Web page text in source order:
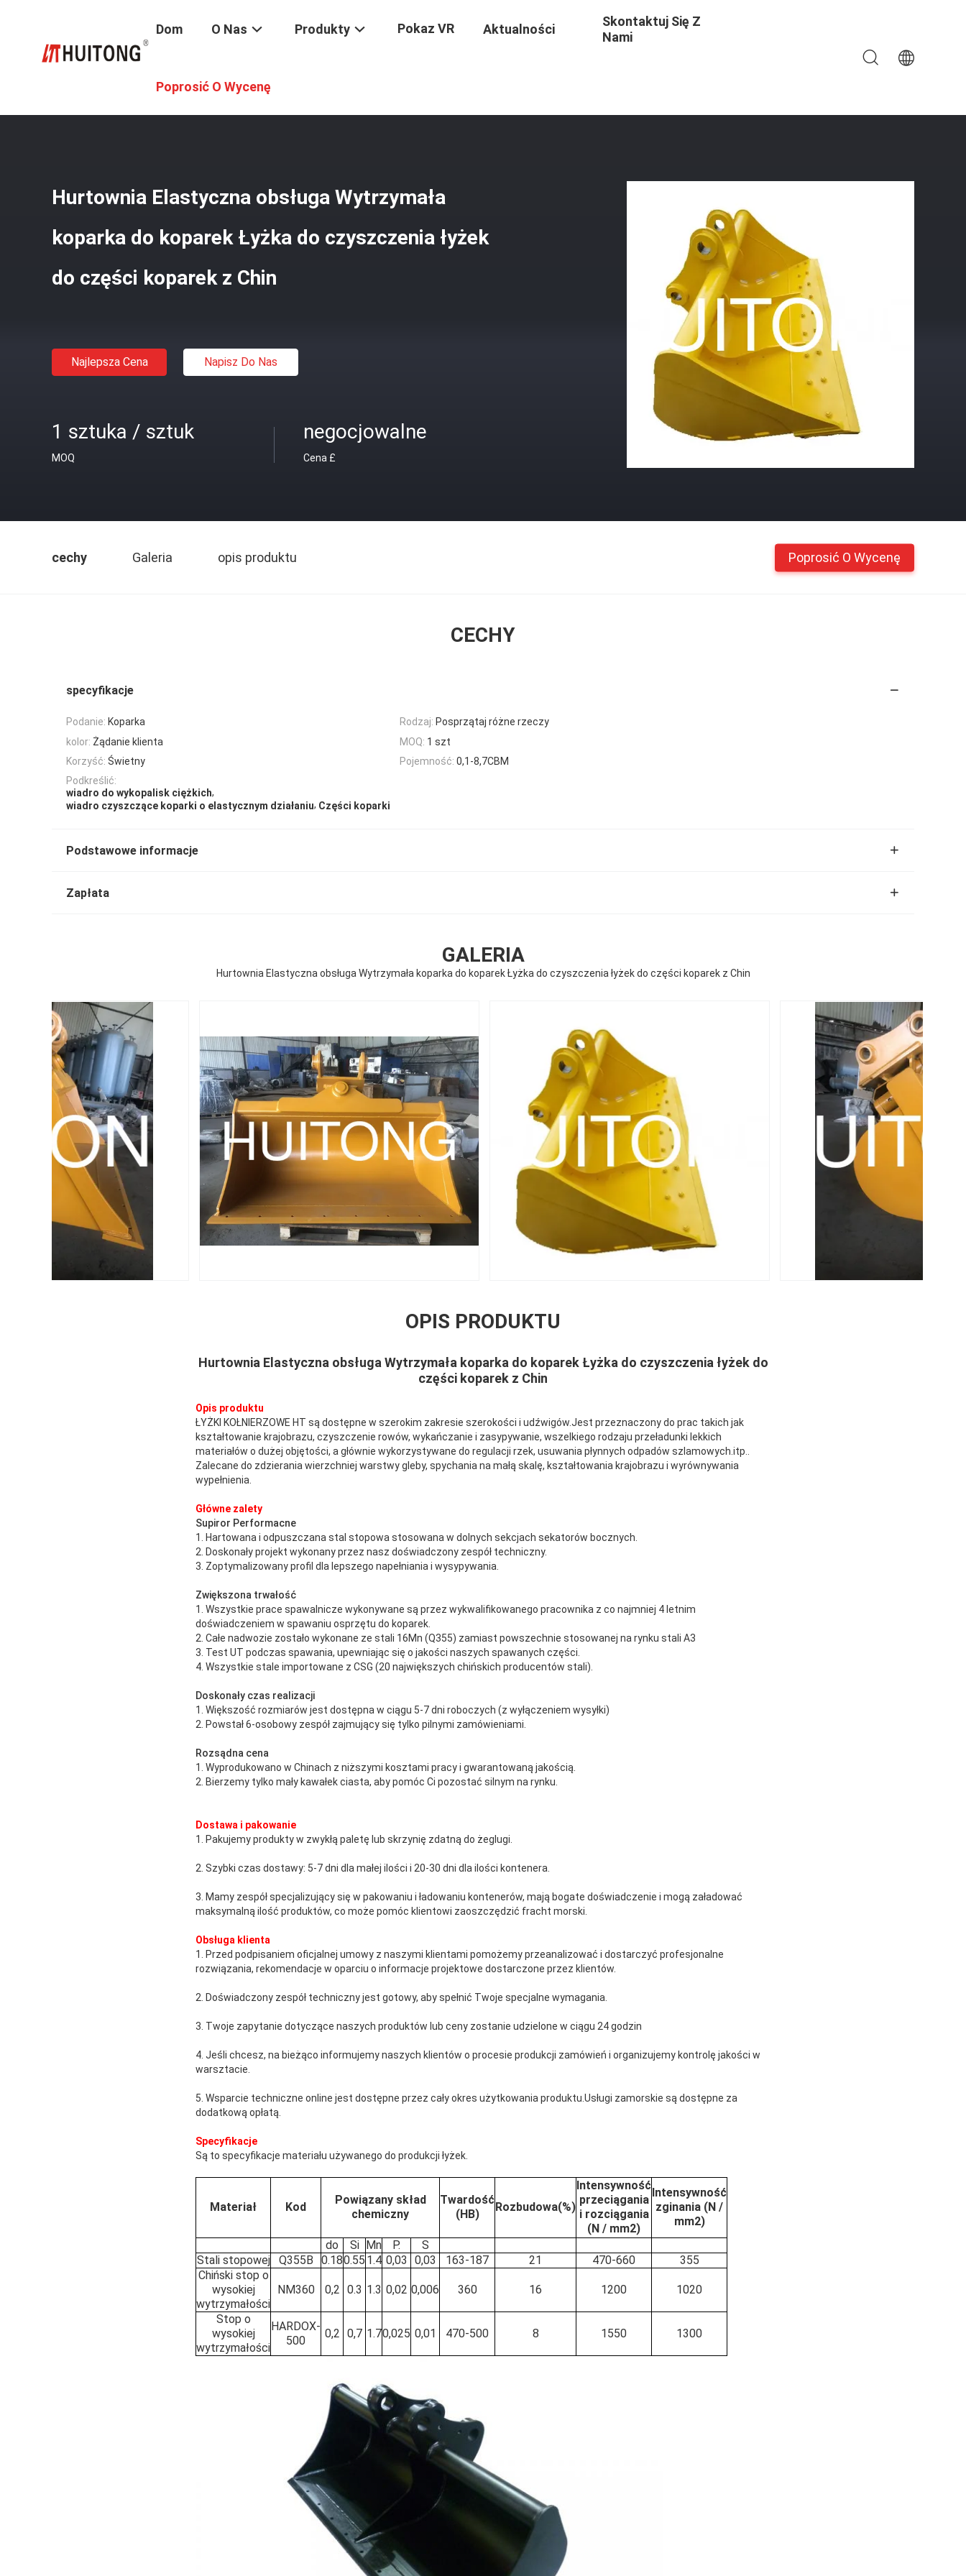
Dom O Nas Produkty Pokaz VR Aktualności
Skontaktuj Się Z
Nami
Poprosić O Wycenę
Hurtownia Elastyczna obsługa Wytrzymała
koparka do koparek Łyżka do czyszczenia łyżek
do części koparek z Chin
Najlepsza Cena Napisz Do Nas
1 sztuka / sztuk
MOQ
negocjowalne
Cena £
cechy Galeria opis produktu Poprosić O Wycenę
CECHY
specyfikacje
Podanie: Koparka Rodzaj: Posprzątaj różne rzeczy
kolor: Żądanie klienta MOQ: 1 szt
Korzyść: Świetny Pojemność: 0,1-8,7CBM
Podkreślić:
wiadro do wykopalisk ciężkich,
wiadro czyszczące koparki o elastycznym działaniu, Części koparki
Podstawowe informacje
Zapłata
GALERIA
Hurtownia Elastyczna obsługa Wytrzymała koparka do koparek Łyżka do czyszczenia łyżek do części koparek z Chin
OPIS PRODUKTU
Hurtownia Elastyczna obsługa Wytrzymała koparka do koparek Łyżka do czyszczenia łyżek do
części koparek z Chin
Opis produktu
ŁYŻKI KOŁNIERZOWE HT są dostępne w szerokim zakresie szerokości i udźwigów.Jest przeznaczony do prac takich jak
kształtowanie krajobrazu, czyszczenie rowów, wykańczanie i zasypywanie, wszelkiego rodzaju przeładunki lekkich
materiałów o dużej objętości, a głównie wykorzystywane do regulacji rzek, usuwania płynnych odpadów szlamowych.itp..
Zalecane do zdzierania wierzchniej warstwy gleby, spychania na małą skalę, kształtowania krajobrazu i wyrównywania
wypełnienia.
Główne zalety
Supiror Performacne
1. Hartowana i odpuszczana stal stopowa stosowana w dolnych sekcjach sekatorów bocznych.
2. Doskonały projekt wykonany przez nasz doświadczony zespół techniczny.
3. Zoptymalizowany profil dla lepszego napełniania i wysypywania.
Zwiększona trwałość
1. Wszystkie prace spawalnicze wykonywane są przez wykwalifikowanego pracownika z co najmniej 4 letnim
doświadczeniem w spawaniu osprzętu do koparek.
2. Całe nadwozie zostało wykonane ze stali 16Mn (Q355) zamiast powszechnie stosowanej na rynku stali A3
3. Test UT podczas spawania, upewniając się o jakości naszych spawanych części.
4. Wszystkie stale importowane z CSG (20 największych chińskich producentów stali).
Doskonały czas realizacji
1. Większość rozmiarów jest dostępna w ciągu 5-7 dni roboczych (z wyłączeniem wysyłki)
2. Powstał 6-osobowy zespół zajmujący się tylko pilnymi zamówieniami.
Rozsądna cena
1. Wyprodukowano w Chinach z niższymi kosztami pracy i gwarantowaną jakością.
2. Bierzemy tylko mały kawałek ciasta, aby pomóc Ci pozostać silnym na rynku.
Dostawa i pakowanie
1. Pakujemy produkty w zwykłą paletę lub skrzynię zdatną do żeglugi.
2. Szybki czas dostawy: 5-7 dni dla małej ilości i 20-30 dni dla ilości kontenera.
3. Mamy zespół specjalizujący się w pakowaniu i ładowaniu kontenerów, mają bogate doświadczenie i mogą załadować
maksymalną ilość produktów, co może pomóc klientowi zaoszczędzić fracht morski.
Obsługa klienta
1. Przed podpisaniem oficjalnej umowy z naszymi klientami pomożemy przeanalizować i dostarczyć profesjonalne
rozwiązania, rekomendacje w oparciu o informacje projektowe dostarczone przez klientów.
2. Doświadczony zespół techniczny jest gotowy, aby spełnić Twoje specjalne wymagania.
3. Twoje zapytanie dotyczące naszych produktów lub ceny zostanie udzielone w ciągu 24 godzin
4. Jeśli chcesz, na bieżąco informujemy naszych klientów o procesie produkcji zamówień i organizujemy kontrolę jakości w
warsztacie.
5. Wsparcie techniczne online jest dostępne przez cały okres użytkowania produktu.Usługi zamorskie są dostępne za
dodatkową opłatą.
Specyfikacje
Są to specyfikacje materiału używanego do produkcji łyżek.
Materiał Kod
Powiązany skład
chemiczny
Twardość
(HB)
Rozbudowa(%)
Intensywność
przeciągania
i rozciągania
(N / mm2)
Intensywność
zginania (N /
mm2)
do
Si Mn P.
S
Stali stopowej
Q355B 0.180.55 1.4 0,03 0,03 163-187 21 470-660
355
Chiński stop o
wysokiej
wytrzymałości
NM360 0,2 0.3 1.3 0,02 0,006 360 16 1200 1020
Stop o
wysokiej
wytrzymałości
HARDOX-
500
0,2 0,7 1.70,025 0,01 470-500 8 1550 1300